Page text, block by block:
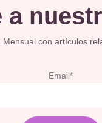
a
con artículos
Email*